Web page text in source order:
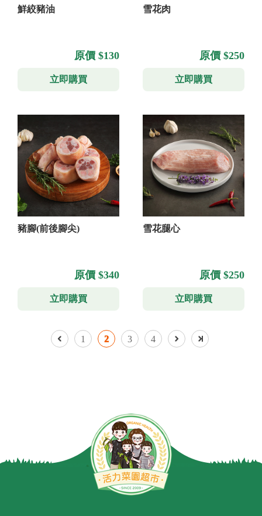
鮮絞豬油
原價 $130
立即購買
雪花肉
原價 $250
立即購買
豬腳(前後腳尖)
原價 $340
立即購買
雪花腿心
原價 $250
立即購買
1 2 3 4